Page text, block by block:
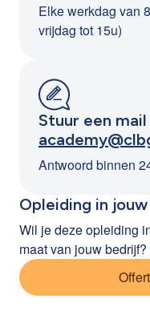
Elke werkdag van
vrijdag tot 15u)
Stuur een mail
Antwoord binnen
Opleiding in
Wil je deze opleiding
maat van jouw